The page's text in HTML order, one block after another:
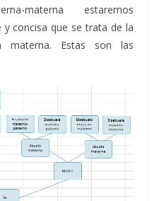
materna estaremos
concisa que se trata de la
materna. Estas son las